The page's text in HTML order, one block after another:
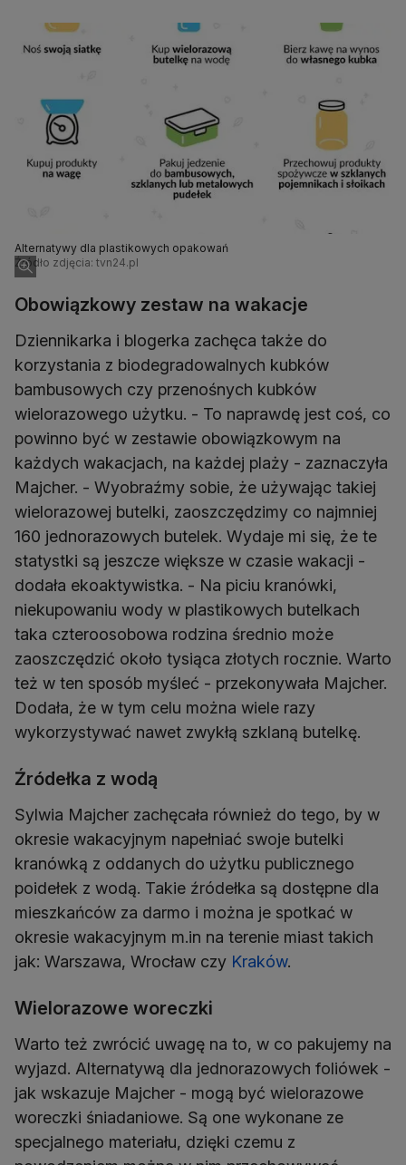
Alternatywy dla plastikowych opakowań
Źródło zdjęcia: tvn24.pl
Obowiązkowy zestaw na wakacje
Dziennikarka i blogerka zachęca także do
korzystania z biodegradowalnych kubków
bambusowych czy przenośnych kubków
wielorazowego użytku. - To naprawdę jest coś, co
powinno być w zestawie obowiązkowym na
każdych wakacjach, na każdej plaży - zaznaczyła
Majcher. - Wyobraźmy sobie, że używając takiej
wielorazowej butelki, zaoszczędzimy co najmniej
160 jednorazowych butelek. Wydaje mi się, że te
statystki są jeszcze większe w czasie wakacji -
dodała ekoaktywistka. - Na piciu kranówki,
niekupowaniu wody w plastikowych butelkach
taka czteroosobowa rodzina średnio może
zaoszczędzić około tysiąca złotych rocznie. Warto
też w ten sposób myśleć - przekonywała Majcher.
Dodała, że w tym celu można wiele razy
wykorzystywać nawet zwykłą szklaną butelkę.
Źródełka z wodą
Sylwia Majcher zachęcała również do tego, by w
okresie wakacyjnym napełniać swoje butelki
kranówką z oddanych do użytku publicznego
poidełek z wodą. Takie źródełka są dostępne dla
mieszkańców za darmo i można je spotkać w
okresie wakacyjnym m.in na terenie miast takich
jak: Warszawa, Wrocław czy Kraków.
Wielorazowe woreczki
Warto też zwrócić uwagę na to, w co pakujemy na
wyjazd. Alternatywą dla jednorazowych foliówek -
jak wskazuje Majcher - mogą być wielorazowe
woreczki śniadaniowe. Są one wykonane ze
specjalnego materiału, dzięki czemu z